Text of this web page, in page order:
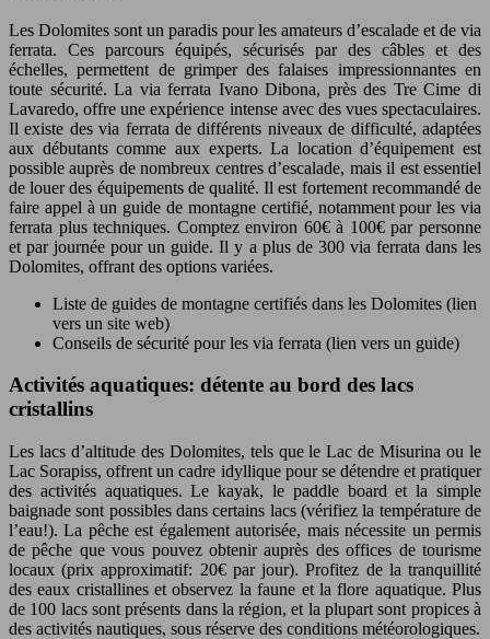
Les Dolomites sont un paradis pour les amateurs d’escalade et de via
ferrata. Ces parcours équipés, sécurisés par des câbles et des
échelles, permettent de grimper des falaises impressionnantes en
toute sécurité. La via ferrata Ivano Dibona, près des Tre Cime di
Lavaredo, offre une expérience intense avec des vues spectaculaires.
Il existe des via ferrata de différents niveaux de difficulté, adaptées
aux débutants comme aux experts. La location d’équipement est
possible auprès de nombreux centres d’escalade, mais il est essentiel
de louer des équipements de qualité. Il est fortement recommandé de
faire appel à un guide de montagne certifié, notamment pour les via
ferrata plus techniques. Comptez environ 60€ à 100€ par personne
et par journée pour un guide. Il y a plus de 300 via ferrata dans les
Dolomites, offrant des options variées.
Liste de guides de montagne certifiés dans les Dolomites (lien
vers un site web)
Conseils de sécurité pour les via ferrata (lien vers un guide)
Activités aquatiques: détente au bord des lacs
cristallins
Les lacs d’altitude des Dolomites, tels que le Lac de Misurina ou le
Lac Sorapiss, offrent un cadre idyllique pour se détendre et pratiquer
des activités aquatiques. Le kayak, le paddle board et la simple
baignade sont possibles dans certains lacs (vérifiez la température de
l’eau!). La pêche est également autorisée, mais nécessite un permis
de pêche que vous pouvez obtenir auprès des offices de tourisme
locaux (prix approximatif: 20€ par jour). Profitez de la tranquillité
des eaux cristallines et observez la faune et la flore aquatique. Plus
de 100 lacs sont présents dans la région, et la plupart sont propices à
des activités nautiques, sous réserve des conditions météorologiques.